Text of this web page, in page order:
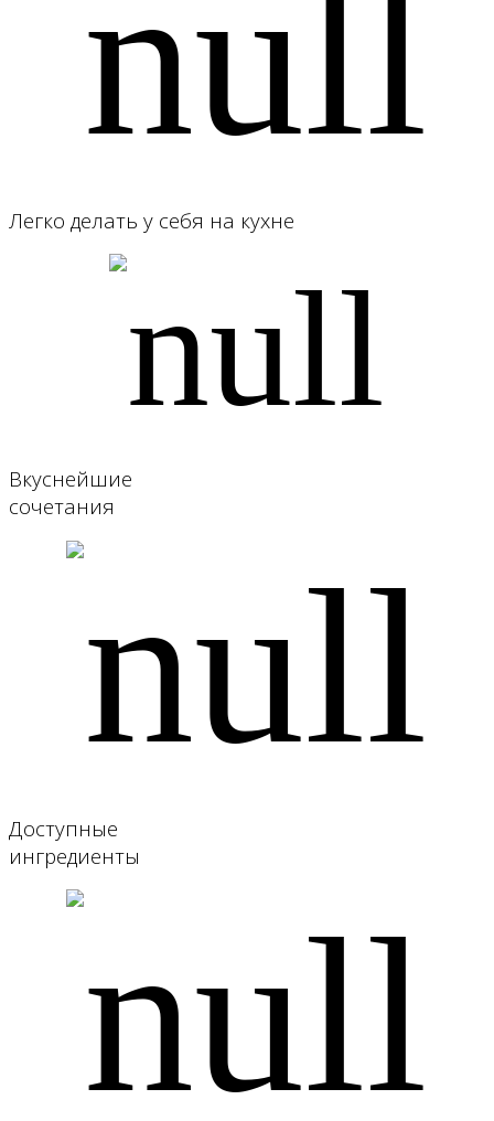
Легко делать у себя на кухне
Вкуснейшие
сочетания
Доступные
ингредиенты